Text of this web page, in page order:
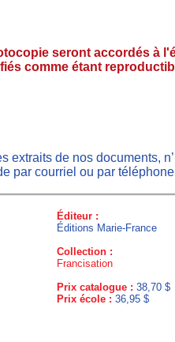
seront accordés à
comme étant
extraits de nos documents,
par courriel ou par
Éditeur :
Éditions Marie-France
Collection :
Francisation
Prix catalogue : 38,70 $
Prix école : 36,95 $